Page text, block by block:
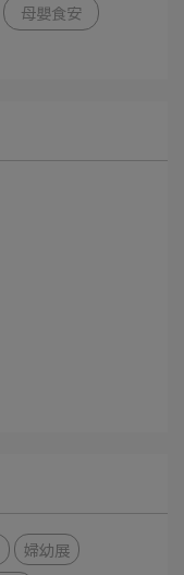
母嬰食安
婦幼展